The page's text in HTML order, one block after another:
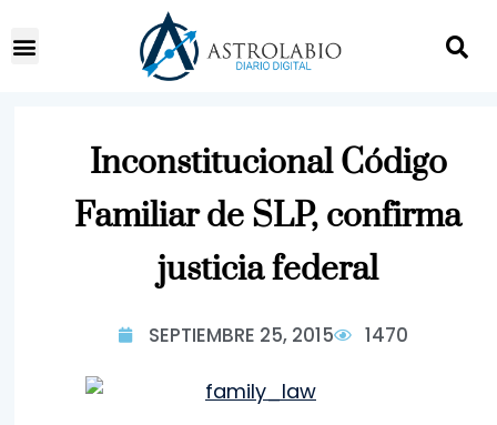
Inconstitucional Código
Familiar de SLP, confirma
justicia federal
SEPTIEMBRE 25, 2015 1470